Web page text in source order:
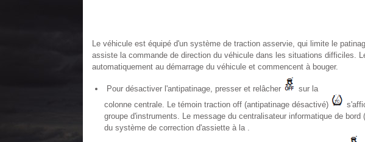
Le véhicule est équipé d'un système de traction asservie, qui limite le
assiste la commande de direction du véhicule dans les situations difficiles.
automatiquement au démarrage du véhicule et commencent à bouger.
Pour désactiver l'antipatinage, presser et relâcher
sur la
colonne centrale. Le témoin traction off (antipatinage désactivé)
groupe d'instruments. Le message du centralisateur informatique de
du système de correction d'assiette à la .